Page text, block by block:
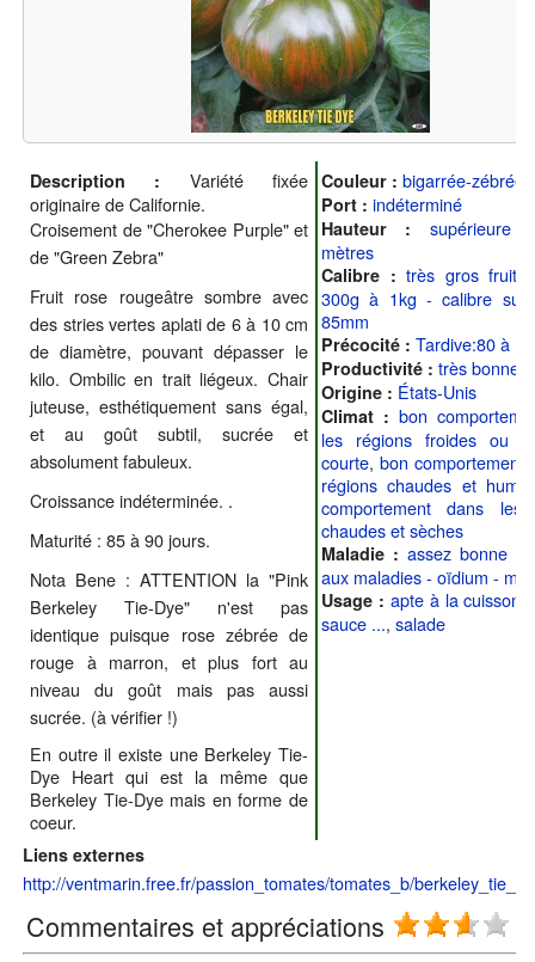
Description : Variété fixée
originaire de Californie.
Croisement de "Cherokee Purple" et
de "Green Zebra"
Fruit rose rougeâtre sombre avec
des stries vertes aplati de 6 à 10 cm
de diamètre, pouvant dépasser le
kilo. Ombilic en trait liégeux. Chair
juteuse, esthétiquement sans égal,
et au goût subtil, sucrée et
absolument fabuleux.
Croissance indéterminée. .
Maturité : 85 à 90 jours.
Nota Bene : ATTENTION la "Pink
Berkeley Tie-Dye" n'est pas
identique puisque rose zébrée de
rouge à marron, et plus fort au
niveau du goût mais pas aussi
sucrée. (à vérifier !)
En outre il existe une Berkeley Tie-
Dye Heart qui est la même que
Berkeley Tie-Dye mais en forme de
coeur.
Couleur : bigarrée-zébrée
Port : indéterminé
Hauteur : supérieure
mètres
Calibre : très gros fruit
300g à 1kg - calibre
85mm
Précocité : Tardive:80 à
Productivité : très bonne
Origine : États-Unis
Climat : bon
les régions froides ou
courte, bon comportement
régions chaudes et
comportement dans les
chaudes et sèches
Maladie : assez bonne
aux maladies - oïdium -
Usage : apte à la cuisson
sauce ..., salade
Liens externes
http://ventmarin.free.fr/passion_tomates/tomates_b/
Commentaires et appréciations